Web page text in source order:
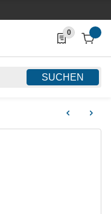
SUCHEN
0
0 Produkte in